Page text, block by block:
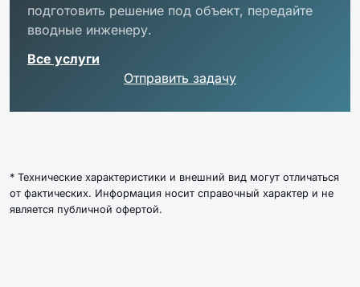
подготовить решение под объект, передайте
вводные инженеру.
Все услуги
Отправить задачу
* Технические характеристики и внешний вид могут отличаться
от фактических. Информация носит справочный характер и не
является публичной офертой.